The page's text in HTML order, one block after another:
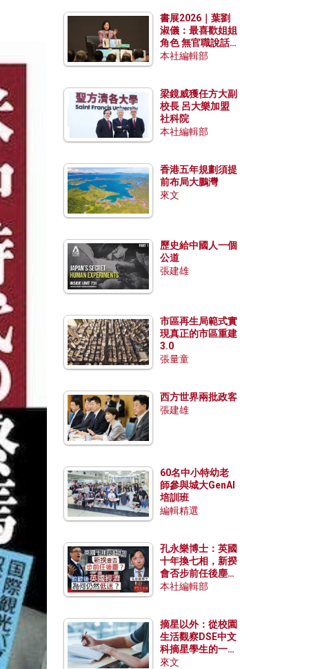
書展2026｜葉劉
淑儀：最喜歡姐姐
角色 無官職說話
包袱少
本社編輯部
梁鏡威獲任方大副
校長 呂大樂加盟
社科院
本社編輯部
香港五年規劃須提
前布局大鵬灣
來文
歷史給中國人一個
公道
張建雄
市區再生局範式實
現真正的市區重建
3.0
張量童
西方世界兩批政客
張建雄
60名中小特幼老
師參與城大GenAI
培訓班
編輯精選
孔永樂博士：英國
十年換七相，新揆
會否步前任後塵？
脫歐後英國經濟為
本社編輯部
摘星以外：從校園
生活觀察DSE中文
科摘星學生的一點
特質
來文